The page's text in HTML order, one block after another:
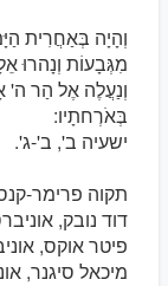
וְהָיָה בְּאַחֲרִית
מִגְּבָעוֹת וְנָהרוּ
וְנַעֲלֶה אֶל הַר ה'
בְּאֹרְחתָיו:
ישעיה ב', ב'-ג'.
תקוה פרימר-
דוד נובק,
פיטר אוקס,
מיכאל סיגנר,